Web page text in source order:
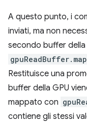
A questo punto, i
inviati, ma non
secondo buffer della
Restituisce una
buffer della GPU
mappato con
contiene gli stessi